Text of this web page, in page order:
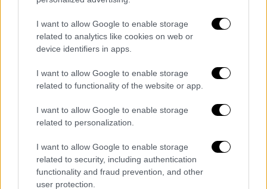
I want to allow Google to enable storage
related to analytics like cookies on web or
device identifiers in apps.
I want to allow Google to enable storage
related to functionality of the website or app.
I want to allow Google to enable storage
related to personalization.
I want to allow Google to enable storage
related to security, including authentication
functionality and fraud prevention, and other
user protection.
κρατά τον θεατή σε συνεχή αγωνία.
Η ταινία κορυφώνεται σ' ένα ντελιριακό
τρίτο μέρος, όπου η σάτιρα μετατρέπεται σε
φιλοσοφική αλληγορία για την επιβίωση ή
Γουίλ Τρέισι, σεναριογράφος του
«Succession», αποδεικνύει την ικανότητά
του να πλέκει πολιτικά και κοινωνικά σχόλια
μέσα από ευρηματικές καταστάσεις
αποτέλεσμα είναι μια ταινία που, αν και